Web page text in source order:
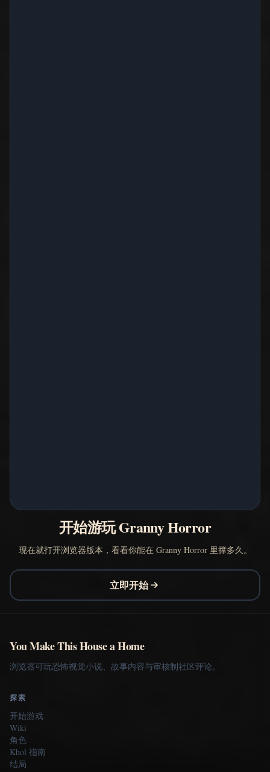
开始游玩 Granny Horror
现在就打开浏览器版本，看看你能在 Granny Horror 里撑多久。
立即开始
You Make This House a Home
浏览器可玩恐怖视觉小说、故事内容与审核制社区评论。
探索
开始游戏
Wiki
角色
Khol 指南
结局